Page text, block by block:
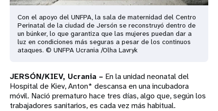
Con el apoyo del UNFPA, la sala de maternidad del Centro
Perinatal de la ciudad de Jersón se reconstruyó dentro de
un búnker, lo que garantiza que las mujeres puedan dar a
luz en condiciones más seguras a pesar de los continuos
ataques. © UNFPA Ucrania /Olha Lavryk
JERSÓN/KIEV, Ucrania – En la unidad neonatal del
Hospital de Kiev, Anton* descansa en una incubadora
móvil. Nació prematuro hace tres días, algo que, según los
trabajadores sanitarios, es cada vez más habitual.